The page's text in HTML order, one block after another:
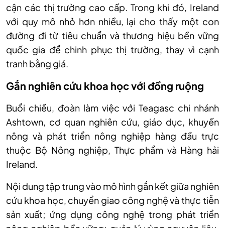
cận các thị trường cao cấp. Trong khi đó, Ireland
với quy mô nhỏ hơn nhiều, lại cho thấy một con
đường đi từ tiêu chuẩn và thương hiệu bền vững
quốc gia để chinh phục thị trường, thay vì cạnh
tranh bằng giá.
Gắn nghiên cứu khoa học với đồng ruộng
Buổi chiều, đoàn làm việc với Teagasc chi nhánh
Ashtown, cơ quan nghiên cứu, giáo dục, khuyến
nông và phát triển nông nghiệp hàng đầu trực
thuộc Bộ Nông nghiệp, Thực phẩm và Hàng hải
Ireland.
Nội dung tập trung vào mô hình gắn kết giữa nghiên
cứu khoa học, chuyển giao công nghệ và thực tiễn
sản xuất; ứng dụng công nghệ trong phát triển